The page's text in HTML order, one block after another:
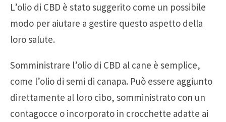
L’olio di CBD è stato suggerito come un possibile
modo per aiutare a gestire questo aspetto della
loro salute.
Somministrare l’olio di CBD al cane è semplice,
come l’olio di semi di canapa. Può essere aggiunto
direttamente al loro cibo, somministrato con un
contagocce o incorporato in crocchette adatte ai